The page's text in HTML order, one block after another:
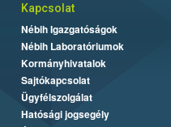
Kapcsolat
Nébih Igazgatóságok
Nébih Laboratóriumok
Kormányhivatalok
Sajtókapcsolat
Ügyfélszolgálat
Hatósági jogsegély